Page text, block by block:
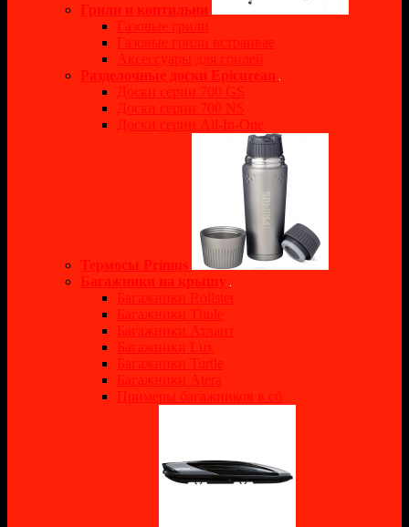
Грили и коптильни
Газовые грили
Газовые грили встраивае
Аксессуары для грилей
Разделочные доски Epicurean
Доски серии 700 GS
Доски серии 700 NS
Доски серии All-In-One
Термосы Primus
Багажники на крышу
Багажники Rollster
Багажники Thule
Багажники Атлант
Багажники Lux
Багажники Turtle
Багажники Atera
Примеры багажников в сб